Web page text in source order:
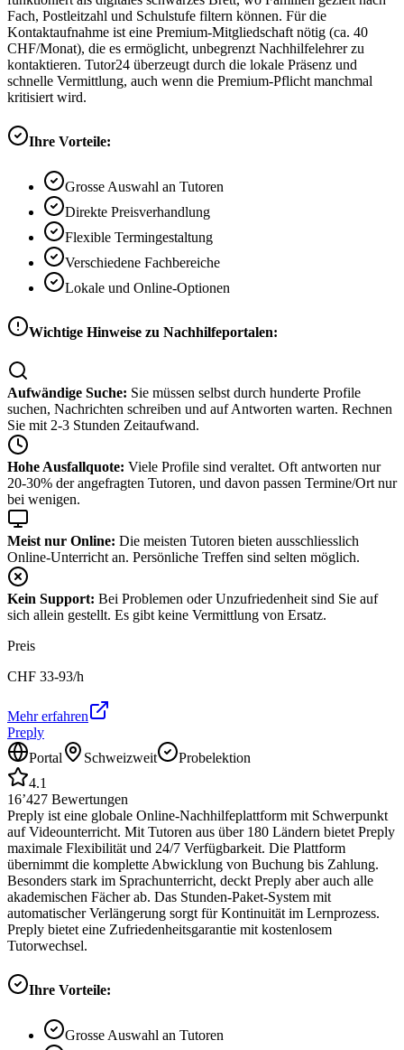
Fach, Postleitzahl und Schulstufe filtern können. Für die
Kontaktaufnahme ist eine Premium-Mitgliedschaft nötig (ca. 40
CHF/Monat), die es ermöglicht, unbegrenzt Nachhilfelehrer zu
kontaktieren. Tutor24 überzeugt durch die lokale Präsenz und
schnelle Vermittlung, auch wenn die Premium-Pflicht manchmal
kritisiert wird.
Ihre Vorteile:
Grosse Auswahl an Tutoren
Direkte Preisverhandlung
Flexible Termingestaltung
Verschiedene Fachbereiche
Lokale und Online-Optionen
Wichtige Hinweise zu Nachhilfeportalen:
Aufwändige Suche: Sie müssen selbst durch hunderte Profile
suchen, Nachrichten schreiben und auf Antworten warten. Rechnen
Sie mit 2-3 Stunden Zeitaufwand.
Hohe Ausfallquote: Viele Profile sind veraltet. Oft antworten nur
20-30% der angefragten Tutoren, und davon passen Termine/Ort nur
bei wenigen.
Meist nur Online: Die meisten Tutoren bieten ausschliesslich
Online-Unterricht an. Persönliche Treffen sind selten möglich.
Kein Support: Bei Problemen oder Unzufriedenheit sind Sie auf
sich allein gestellt. Es gibt keine Vermittlung von Ersatz.
Preis
CHF 33-93/h
Mehr erfahren
Preply
Portal
Schweizweit
Probelektion
4.1
16’427 Bewertungen
Preply ist eine globale Online-Nachhilfeplattform mit Schwerpunkt
auf Videounterricht. Mit Tutoren aus über 180 Ländern bietet Preply
maximale Flexibilität und 24/7 Verfügbarkeit. Die Plattform
übernimmt die komplette Abwicklung von Buchung bis Zahlung.
Besonders stark im Sprachunterricht, deckt Preply aber auch alle
akademischen Fächer ab. Das Stunden-Paket-System mit
automatischer Verlängerung sorgt für Kontinuität im Lernprozess.
Preply bietet eine Zufriedenheitsgarantie mit kostenlosem
Tutorwechsel.
Ihre Vorteile:
Grosse Auswahl an Tutoren